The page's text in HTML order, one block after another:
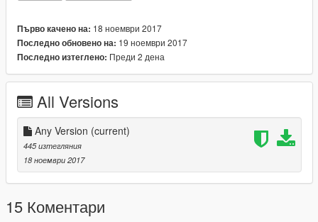
Първо качено на: 18 ноември 2017
Последно обновено на: 19 ноември 2017
Последно изтеглено: Преди 2 дена
All Versions
Any Version (current)
445 изтегляния
18 ноември 2017
15 Коментари